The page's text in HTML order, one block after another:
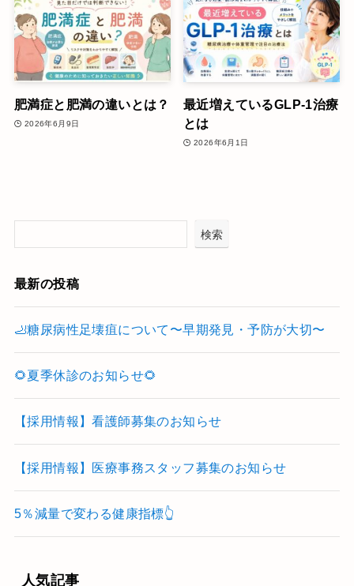
肥満症と肥満の違いとは？
2026年6月9日
最近増えているGLP-1治療
とは
2026年6月1日
検索
最新の投稿
🦶糖尿病性足壊疽について〜早期発見・予防が大切〜
🌻夏季休診のお知らせ🌻
【採用情報】看護師募集のお知らせ
【採用情報】医療事務スタッフ募集のお知らせ
5％減量で変わる健康指標👆
人気記事